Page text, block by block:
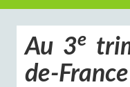
Au 3e
de-